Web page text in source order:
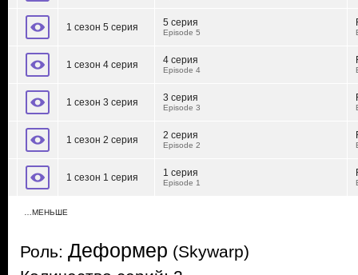
1 сезон 5 серия 5 серия
Episode 5
1 сезон 4 серия 4 серия
Episode 4
1 сезон 3 серия 3 серия
Episode 3
1 сезон 2 серия 2 серия
Episode 2
1 сезон 1 серия 1 серия
Episode 1
…МЕНЬШЕ
Роль: Деформер (Skywarp)